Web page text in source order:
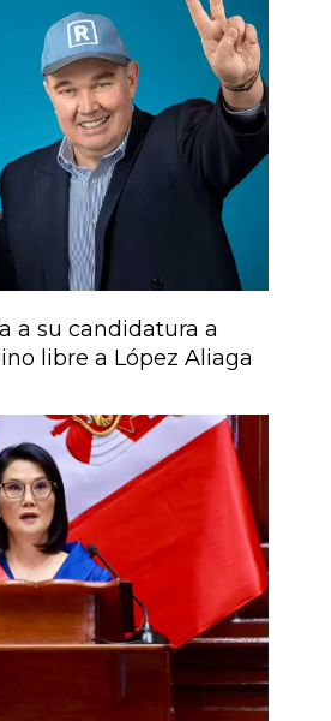
a su candidatura a
libre a López Aliaga